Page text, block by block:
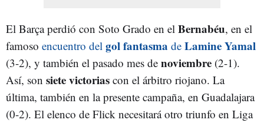
El Barça perdió con Soto Grado en el Bernabéu, en el
famoso encuentro del gol fantasma de Lamine Yamal
(3-2), y también el pasado mes de noviembre (2-1).
Así, son siete victorias con el árbitro riojano. La
última, también en la presente campaña, en Guadalajara
(0-2). El elenco de Flick necesitará otro triunfo en Liga